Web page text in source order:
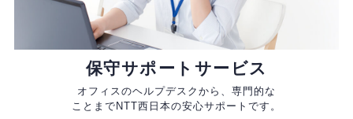
保守サポートサービス
オフィスのヘルプデスクから、専門的な
ことまでNTT西日本の安心サポートです。